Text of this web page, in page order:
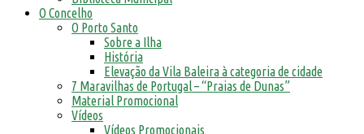
O Concelho
O Porto Santo
Sobre a Ilha
História
Elevação da Vila Baleira à categoria de cidade
7 Maravilhas de Portugal – “Praias de Dunas”
Material Promocional
Vídeos
Vídeos Promocionais